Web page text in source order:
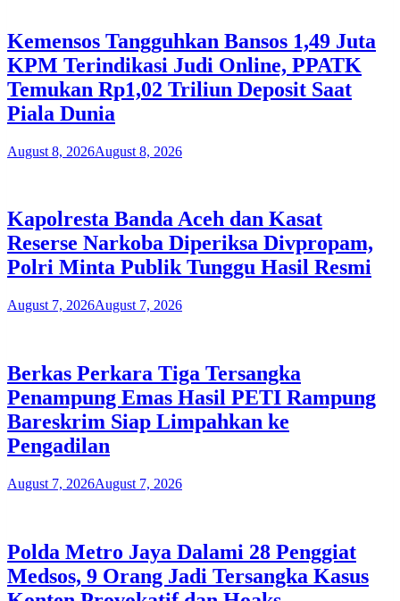
Kemensos Tangguhkan Bansos 1,49 Juta
KPM Terindikasi Judi Online, PPATK
Temukan Rp1,02 Triliun Deposit Saat
Piala Dunia
August 8, 2026August 8, 2026
Kapolresta Banda Aceh dan Kasat
Reserse Narkoba Diperiksa Divpropam,
Polri Minta Publik Tunggu Hasil Resmi
August 7, 2026August 7, 2026
Berkas Perkara Tiga Tersangka
Penampung Emas Hasil PETI Rampung
Bareskrim Siap Limpahkan ke
Pengadilan
August 7, 2026August 7, 2026
Polda Metro Jaya Dalami 28 Penggiat
Medsos, 9 Orang Jadi Tersangka Kasus